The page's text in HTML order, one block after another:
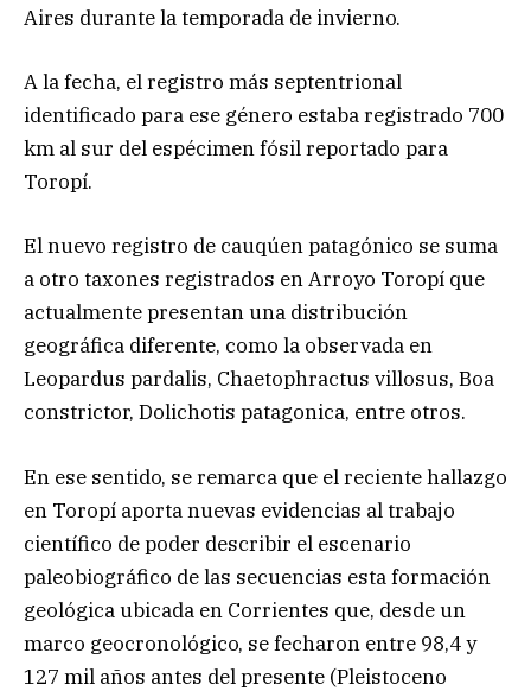
Aires durante la temporada de invierno.
A la fecha, el registro más septentrional
identificado para ese género estaba registrado 700
km al sur del espécimen fósil reportado para
Toropí.
El nuevo registro de cauqúen patagónico se suma
a otro taxones registrados en Arroyo Toropí que
actualmente presentan una distribución
geográfica diferente, como la observada en
Leopardus pardalis, Chaetophractus villosus, Boa
constrictor, Dolichotis patagonica, entre otros.
En ese sentido, se remarca que el reciente hallazgo
en Toropí aporta nuevas evidencias al trabajo
científico de poder describir el escenario
paleobiográfico de las secuencias esta formación
geológica ubicada en Corrientes que, desde un
marco geocronológico, se fecharon entre 98,4 y
127 mil años antes del presente (Pleistoceno